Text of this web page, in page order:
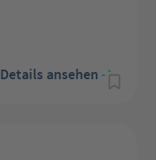
Details ansehen